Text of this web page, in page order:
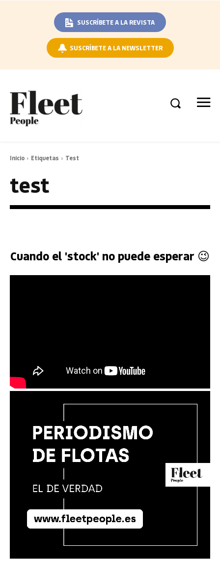
SUSCRÍBETE A LA REVISTA
SUSCRÍBETE A LA NEWSLETTER
Inicio Etiquetas Test
test
Cuando el 'stock' no puede esperar 😉